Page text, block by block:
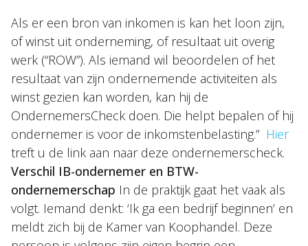
Als er een bron van inkomen is kan het loon zijn,
of winst uit onderneming, of resultaat uit overig
werk (“ROW”). Als iemand wil beoordelen of het
resultaat van zijn ondernemende activiteiten als
winst gezien kan worden, kan hij de
OndernemersCheck doen. Die helpt bepalen of hij
ondernemer is voor de inkomstenbelasting.” Hier
treft u de link aan naar deze ondernemerscheck.
Verschil IB-ondernemer en BTW-
ondernemerschap In de praktijk gaat het vaak als
volgt. Iemand denkt: ‘Ik ga een bedrijf beginnen’ en
meldt zich bij de Kamer van Koophandel. Deze